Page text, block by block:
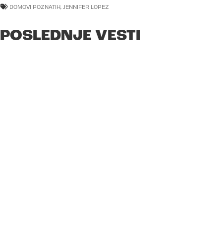
DOMOVI POZNATIH, JENNIFER LOPEZ
POSLEDNJE VESTI